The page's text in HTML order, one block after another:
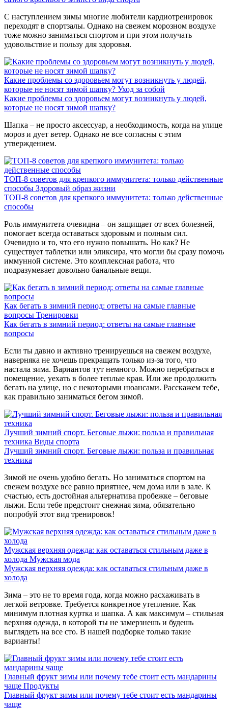
С наступлением зимы многие любители кардиотренировок
переходят в спортзалы. Однако на свежем морозном воздухе
тоже можно заниматься спортом и при этом получать
удовольствие и пользу для здоровья.
Какие проблемы со здоровьем могут возникнуть у людей,
которые не носят зимой шапку? Уход за собой
Какие проблемы со здоровьем могут возникнуть у людей,
которые не носят зимой шапку?
Шапка – не просто аксессуар, а необходимость, когда на улице
мороз и дует ветер. Однако не все согласны с этим
утверждением.
ТОП-8 советов для крепкого иммунитета: только действенные
способы Здоровый образ жизни
ТОП-8 советов для крепкого иммунитета: только действенные
способы
Роль иммунитета очевидна – он защищает от всех болезней,
помогает всегда оставаться здоровым и полным сил.
Очевидно и то, что его нужно повышать. Но как? Не
существует таблетки или эликсира, что могли бы сразу помочь
иммунной системе. Это комплексная работа, что
подразумевает довольно банальные вещи.
Как бегать в зимний период: ответы на самые главные
вопросы Тренировки
Как бегать в зимний период: ответы на самые главные
вопросы
Если ты давно и активно тренируешься на свежем воздухе,
наверняка не хочешь прекращать только из-за того, что
настала зима. Вариантов тут немного. Можно перебраться в
помещение, уехать в более теплые края. Или же продолжить
бегать на улице, но с некоторыми нюансами. Расскажем тебе,
как правильно заниматься бегом зимой.
Лучший зимний спорт. Беговые лыжи: польза и правильная
техника Виды спорта
Лучший зимний спорт. Беговые лыжи: польза и правильная
техника
Зимой не очень удобно бегать. Но заниматься спортом на
свежем воздухе все равно приятнее, чем дома или в зале. К
счастью, есть достойная альтернатива пробежке – беговые
лыжи. Если тебе предстоит снежная зима, обязательно
попробуй этот вид тренировок!
Мужская верхняя одежда: как оставаться стильным даже в
холода Мужская мода
Мужская верхняя одежда: как оставаться стильным даже в
холода
Зима – это не то время года, когда можно расхаживать в
легкой ветровке. Требуется конкретное утепление. Как
минимум плотная куртка и шапка. А как максимум – стильная
верхняя одежда, в которой ты не замерзнешь и будешь
выглядеть на все сто. В нашей подборке только такие
варианты!
Главный фрукт зимы или почему тебе стоит есть мандарины
чаще Продукты
Главный фрукт зимы или почему тебе стоит есть мандарины
чаще